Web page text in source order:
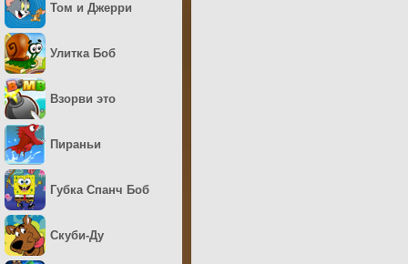
Том и Джерри
Улитка Боб
Взорви это
Пираньи
Губка Спанч Боб
Скуби-Ду